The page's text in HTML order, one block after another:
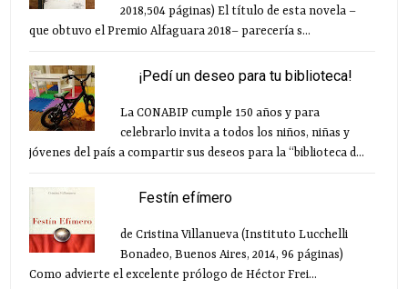
2018,504 páginas) El título de esta novela –
que obtuvo el Premio Alfaguara 2018– parecería s...
¡Pedí un deseo para tu biblioteca!
La CONABIP cumple 150 años y para
celebrarlo invita a todos los niños, niñas y
jóvenes del país a compartir sus deseos para la “biblioteca d...
Festín efímero
de Cristina Villanueva (Instituto Lucchelli
Bonadeo, Buenos Aires, 2014, 96 páginas)
Como advierte el excelente prólogo de Héctor Frei...